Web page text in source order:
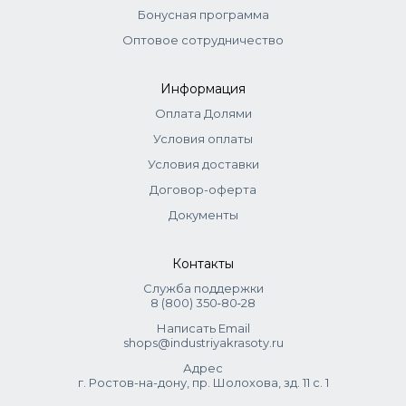
Выдержка до 35 мин.
России их называют русыми) относятся к блондам.
Поэтому на упаковке может быть написано «блонд»,
русый, русый или светло-русый цвет. Это не ошибка, а
просто разница в системах обозначений. Приоритетной
информацией всегда считается номер красителя.
Бонусная программа
Оптовое сотрудничество
Информация
Оплата Долями
Условия оплаты
Условия доставки
Договор-оферта
Документы
Контакты
Служба поддержки
8 (800) 350‑80‑28
Написать Email
shops@industriyakrasoty.ru
Адрес
г. Ростов-на-дону, пр. Шолохова, зд. 11 с. 1